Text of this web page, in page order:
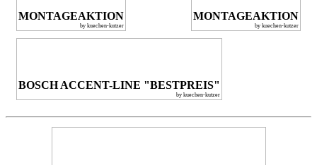
MONTAGEAKTION
by kuechen-kutzer
MONTAGEAKTION
by kuechen-kutzer
BOSCH ACCENT-LINE "BESTPREIS"
by kuechen-kutzer